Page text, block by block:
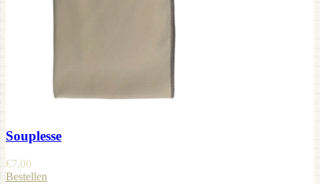
Souplesse
€7,00
Bestellen